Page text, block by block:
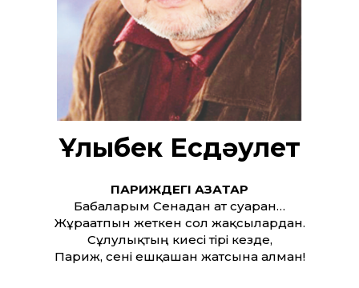
Ұлықбек Есдәулет
ПАРИЖДЕГІ ҚАЗАҚТАР
Бабаларым Сенадан ат суарған…
Жұрағатпын жеткен сол жақсылардан.
Сұлулықтың киесі тірі кезде,
Париж, сені ешқашан жатсына алман!